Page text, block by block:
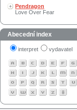
Pendragon
Love Over Fear
Abecední index
interpret vydavatel